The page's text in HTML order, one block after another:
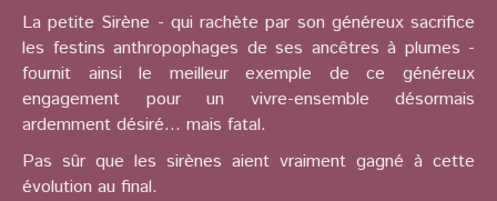
La petite Sirène - qui rachète par son généreux sacrifice
les festins anthropophages de ses ancêtres à plumes -
fournit ainsi le meilleur exemple de ce généreux
engagement pour un vivre-ensemble désormais
ardemment désiré... mais fatal.
Pas sûr que les sirènes aient vraiment gagné à cette
évolution au final.